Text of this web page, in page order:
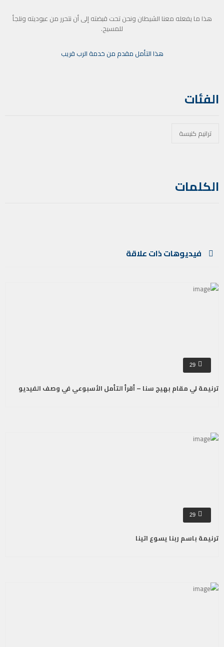
هذا ما يفعله معنا الشيطان ونحن تحت قبضته إلى أن نتحرر من عبوديته ونلجأ
للمسيح.
هذا التأمل مقدم من خدمة الرب قريب
الفئات
ترانيم كنيسة
الكلمات
فيديوهات ذات علاقة
29
ترنيمة لي مقام بهيج سنا – أقرأ التأمل الأسبوعي في وصف الفيديو
29
ترنيمة باسم ربنا يسوع اتينا